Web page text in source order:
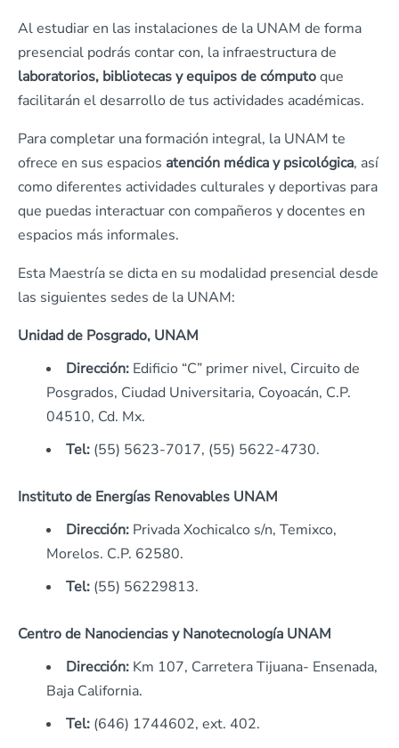
Al estudiar en las instalaciones de la UNAM de forma
presencial podrás contar con, la infraestructura de
laboratorios, bibliotecas y equipos de cómputoque
facilitarán el desarrollo de tus actividades académicas.
Para completar una formación integral, la UNAM te
ofrece en sus espacios atención médica y psicológica, así
como diferentes actividades culturales y deportivas para
que puedas interactuar con compañeros y docentes en
espacios más informales.
Esta Maestría se dicta en su modalidad presencial desde
las siguientes sedes de la UNAM:
Unidad de Posgrado, UNAM
Dirección: Edificio “C” primer nivel, Circuito de
Posgrados, Ciudad Universitaria, Coyoacán, C.P.
04510, Cd. Mx.
Tel: (55) 5623-7017, (55) 5622-4730.
Instituto de Energías Renovables UNAM
Dirección: Privada Xochicalco s/n, Temixco,
Morelos. C.P. 62580.
Tel: (55) 56229813.
Centro de Nanociencias y Nanotecnología UNAM
Dirección: Km 107, Carretera Tijuana‐ Ensenada,
Baja California.
Tel: (646) 1744602, ext. 402.